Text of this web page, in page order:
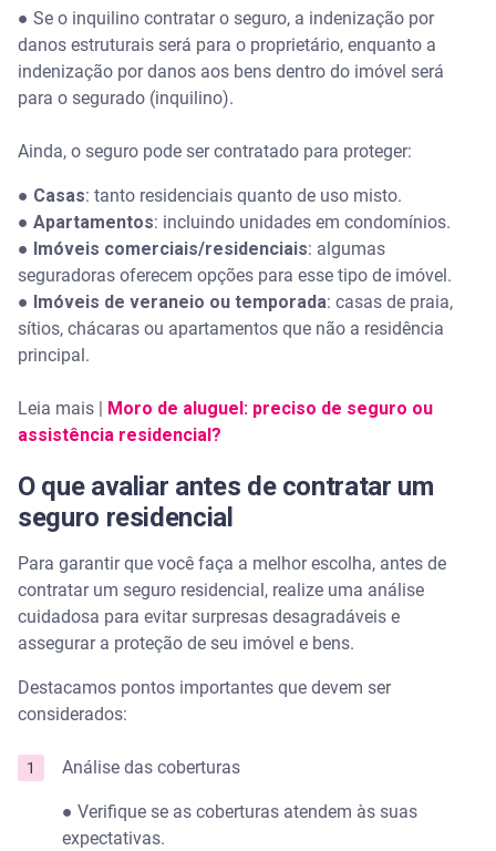
● Se o inquilino contratar o seguro, a indenização por
danos estruturais será para o proprietário, enquanto a
indenização por danos aos bens dentro do imóvel será
para o segurado (inquilino).
Ainda, o seguro pode ser contratado para proteger:
● Casas: tanto residenciais quanto de uso misto.
● Apartamentos: incluindo unidades em condomínios.
● Imóveis comerciais/residenciais: algumas
seguradoras oferecem opções para esse tipo de imóvel.
● Imóveis de veraneio ou temporada: casas de praia,
sítios, chácaras ou apartamentos que não a residência
principal.
Leia mais |
Moro de aluguel: preciso de seguro ou
assistência residencial?
O que avaliar antes de contratar um
seguro residencial
Para garantir que você faça a melhor escolha, antes de
contratar um seguro residencial, realize uma análise
cuidadosa para evitar surpresas desagradáveis e
assegurar a proteção de seu imóvel e bens.
Destacamos pontos importantes que devem ser
considerados:
Análise das coberturas
● Verifique se as coberturas atendem às suas
expectativas.